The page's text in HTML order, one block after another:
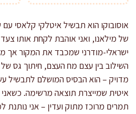
אוסובוקו הוא תבשיל איטלקי קלאסי
של מילאנו, ואני אוהבת לקחת אותו
ישראלי-מודרני שמכבד את המקור אך
השילוב בין עצם מח העצם, חיתוך גס
מדויק – הוא הבסיס המושלם לתבשיל
איטית שמייצרת תוצאה מרשימה. כשאני
תמרים מרוכז מתוק ועדין – אני נותנת